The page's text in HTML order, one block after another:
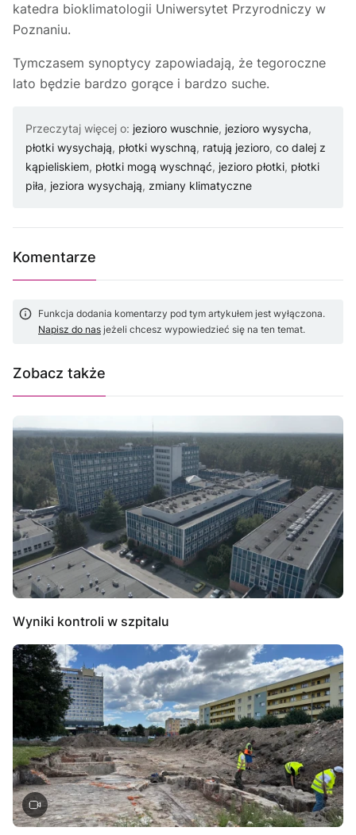
katedra bioklimatologii Uniwersytet Przyrodniczy w
Poznaniu.
Tymczasem synoptycy zapowiadają, że tegoroczne
lato będzie bardzo gorące i bardzo suche.
Przeczytaj więcej o: jezioro wuschnie, jezioro wysycha,
płotki wysychają, płotki wyschną, ratują jezioro, co dalej z
kąpieliskiem, płotki mogą wyschnąć, jezioro płotki, płotki
piła, jeziora wysychają, zmiany klimatyczne
Komentarze
Funkcja dodania komentarzy pod tym artykułem jest wyłączona.
Napisz do nas jeżeli chcesz wypowiedzieć się na ten temat.
Zobacz także
Wyniki kontroli w szpitalu